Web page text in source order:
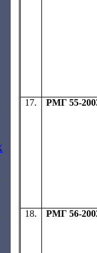
17. РМГ 55-
18. РМГ 56-